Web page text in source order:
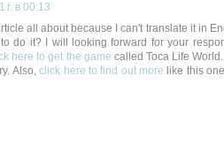
г. в 00:13
all about because I can't translate it in
do it? I will looking forward for your
here to get the game called Toca Life
Also,click here to find out more like this